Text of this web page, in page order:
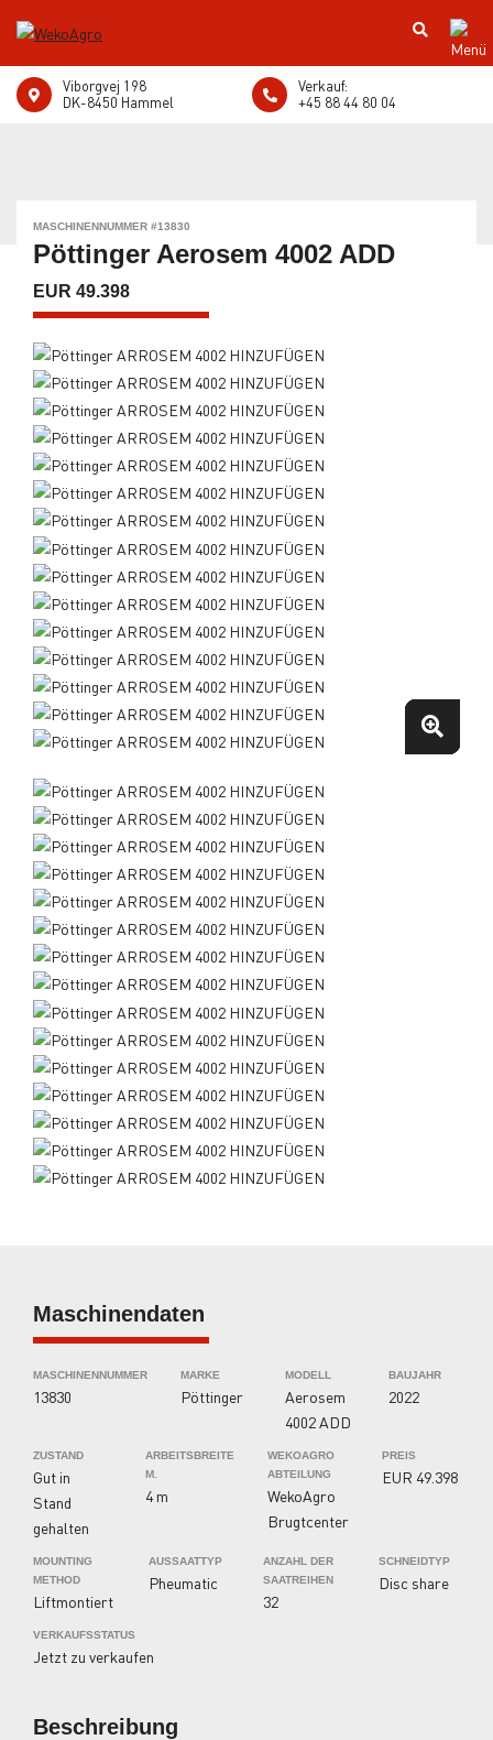
Viborgvej 198
DK-8450 Hammel
Verkauf:
+45 88 44 80 04
MASCHINENNUMMER #13830
Pöttinger Aerosem 4002 ADD
EUR 49.398
Maschinendaten
MASCHINENNUMMER
13830
MARKE
Pöttinger
MODELL
Aerosem
4002 ADD
BAUJAHR
2022
ZUSTAND
Gut in
Stand
gehalten
ARBEITSBREITE
M.
4 m
WEKOAGRO
ABTEILUNG
WekoAgro
Brugtcenter
PREIS
EUR 49.398
MOUNTING
METHOD
Liftmontiert
AUSSAATTYP
Pheumatic
ANZAHL DER
SAATREIHEN
32
SCHNEIDTYP
Disc share
VERKAUFSSTATUS
Jetzt zu verkaufen
Beschreibung